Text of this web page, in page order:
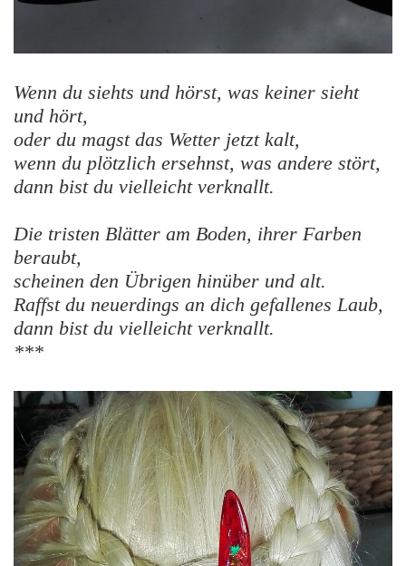
Wenn du siehts und hörst, was keiner sieht
und hört,
oder du magst das Wetter jetzt kalt,
wenn du plötzlich ersehnst, was andere stört,
dann bist du vielleicht verknallt.
Die tristen Blätter am Boden, ihrer Farben
beraubt,
scheinen den Übrigen hinüber und alt.
Raffst du neuerdings an dich gefallenes Laub,
dann bist du vielleicht verknallt.
***